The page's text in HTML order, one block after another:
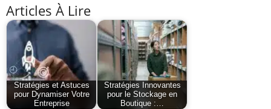
Articles À Lire
Stratégies et Astuces
pour Dynamiser Votre
Entreprise
Stratégies Innovantes
pour le Stockage en
Boutique :…